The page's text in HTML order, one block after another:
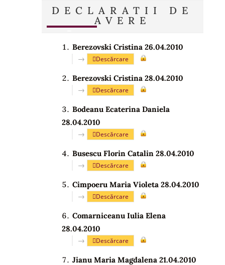
DECLARATII DE
AVERE
Berezovski Cristina 26.04.2010
→ Descărcare
Berezovski Cristina 28.04.2010
→ Descărcare
Bodeanu Ecaterina Daniela
28.04.2010
→ Descărcare
Busescu Florin Catalin 28.04.2010
→ Descărcare
Cimpoeru Maria Violeta 28.04.2010
→ Descărcare
Comarniceanu Iulia Elena
28.04.2010
→ Descărcare
Jianu Maria Magdalena 21.04.2010